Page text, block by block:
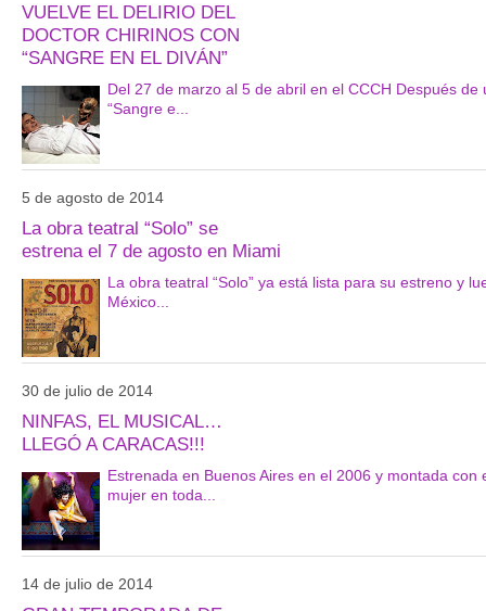
VUELVE EL DELIRIO DEL
DOCTOR CHIRINOS CON
“SANGRE EN EL DIVÁN”
Del 27 de marzo al 5 de abril en el CCCH Después
“Sangre e...
5 de agosto de 2014
La obra teatral “Solo” se
estrena el 7 de agosto en Miami
La obra teatral “Solo” ya está lista para su estreno y
México...
30 de julio de 2014
NINFAS, EL MUSICAL…
LLEGÓ A CARACAS!!!
Estrenada en Buenos Aires en el 2006 y montada
mujer en toda...
14 de julio de 2014